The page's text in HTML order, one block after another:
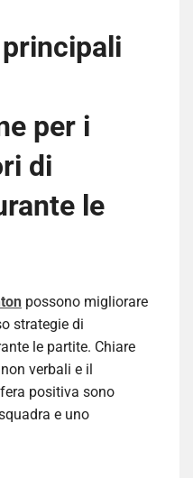
per i
di
le
possono migliorare
strategie di
le partite. Chiare
verbali e il
positiva sono
e uno